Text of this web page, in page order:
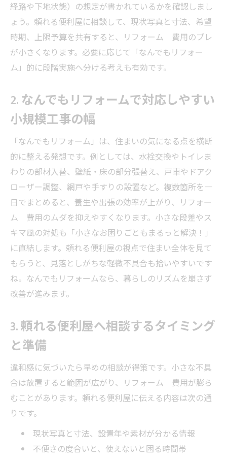
経路や下地状態）の想定が書かれているかを確認しまし
ょう。頼れる便利屋に相談して、現状写真と寸法、希望
時期、上限予算を共有すると、リフォーム 費用のブレ
が小さくなります。必要に応じて「なんでもリフォー
ム」的に段階実施へ分ける考えも有効です。
2. なんでもリフォームで対応しやすい
小規模工事の幅
「なんでもリフォーム」は、住まいの気になる点を横断
的に整える発想です。例としては、水栓交換やトイレま
わりの部材入替、壁紙・床の部分張替え、戸車やドアク
ローザー調整、網戸や手すりの設置など。複数箇所を一
日でまとめると、養生や出張の効率が上がり、リフォー
ム 費用のムダを抑えやすくなります。小さな段差やス
キマ風の対処も「小さなお困りごともまるっと解決！」
に直結します。頼れる便利屋の視点で住まい全体を見て
もらうと、見落としがちな軽微不具合も拾いやすいです
ね。なんでもリフォームなら、暮らしのリズムを崩さず
改善が進みます。
3. 頼れる便利屋へ相談するタイミング
と準備
違和感に気づいたら早めの相談が得策です。小さな不具
合は放置すると範囲が広がり、リフォーム 費用が膨ら
むことがあります。頼れる便利屋に伝える内容は次の通
りです。
現状写真と寸法、設置年や素材が分かる情報
不便さの度合いと、使えないと困る時間帯